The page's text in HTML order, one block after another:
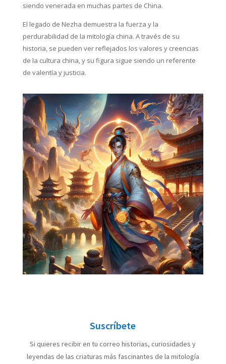
siendo venerada en muchas partes de China.
El legado de Nezha demuestra la fuerza y la
perdurabilidad de la mitología china. A través de su
historia, se pueden ver reflejados los valores y creencias
de la cultura china, y su figura sigue siendo un referente
de valentía y justicia.
Suscríbete
Si quieres recibir en tu correo historias, curiosidades y
leyendas de las criaturas más fascinantes de la mitología